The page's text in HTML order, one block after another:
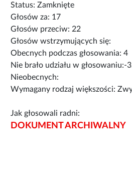
Status: Zamknięte
Głosów za: 17
Głosów przeciw: 22
Głosów wstrzymujących się:
Obecnych podczas głosowania: 4
Nie brało udziału w głosowaniu:-
Nieobecnych:
Wymagany rodzaj większości:
Jak głosowali radni:
DOKUMENT ARCHIWALNY